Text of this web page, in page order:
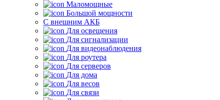
Маломощные
Большой мощности
С внешним АКБ
Для освещения
Для сигнализации
Для видеонаблюдения
Для роутера
Для серверов
Для дома
Для весов
Для связи